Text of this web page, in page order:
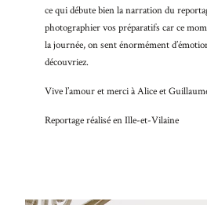
ce qui débute bien la narration du
photographier vos préparatifs car ce
la journée, on sent énormément
découvriez.
Vive l’amour et merci à Alice et
Reportage réalisé en Ille-et-Vilaine